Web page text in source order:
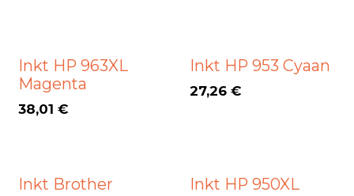
Inkt HP 963XL
Magenta
38,01 €
Inkt HP 953 Cyaan
27,26€
Inkt Brother
Inkt HP 950XL